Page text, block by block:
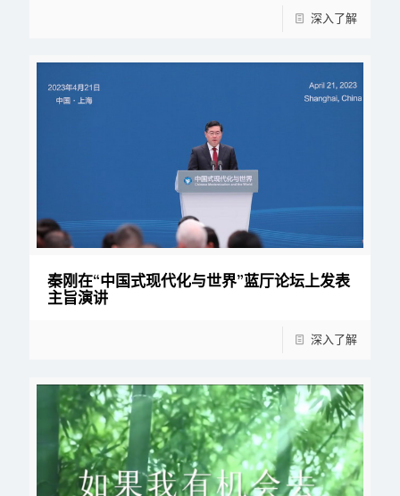
深入了解
秦刚在“中国式现代化与世界”蓝厅论坛上发表
主旨演讲
深入了解